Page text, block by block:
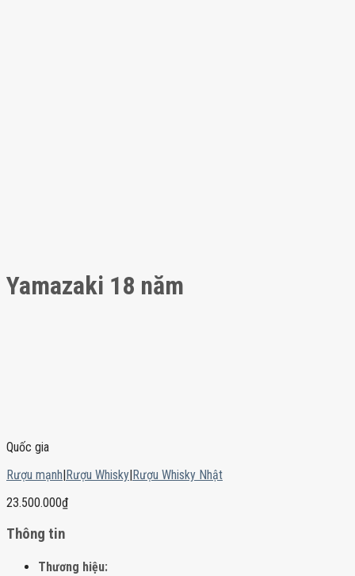
Yamazaki 18 năm
Quốc gia
Rượu mạnh|Rượu Whisky|Rượu Whisky Nhật
23.500.000₫
Thông tin
Thương hiệu: